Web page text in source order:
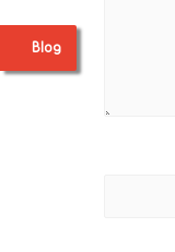
Blog